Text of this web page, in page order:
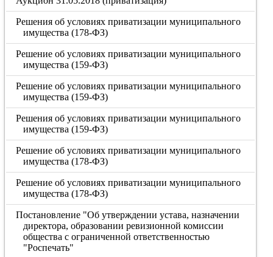
Решения об условиях приватизации муниципального
имущества (178-ФЗ)
Решение об условиях приватизации муниципального
имущества (159-ФЗ)
Решение об условиях приватизации муниципального
имущества (159-ФЗ)
Решения об условиях приватизации муниципального
имущества (159-ФЗ)
Решение об условиях приватизации муниципального
имущества (178-ФЗ)
Решение об условиях приватизации муниципального
имущества (178-ФЗ)
Постановление "Об утверждении устава, назначении
директора, образовании ревизионной комиссии
общества с ограниченной ответственностью
"Роспечать"